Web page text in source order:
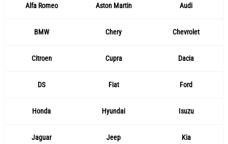
Alfa Romeo Aston Martin Audi
BMW Chery Chevrolet
Citroen Cupra Dacia
DS Fiat Ford
Honda Hyundai Isuzu
Jaguar Jeep Kia